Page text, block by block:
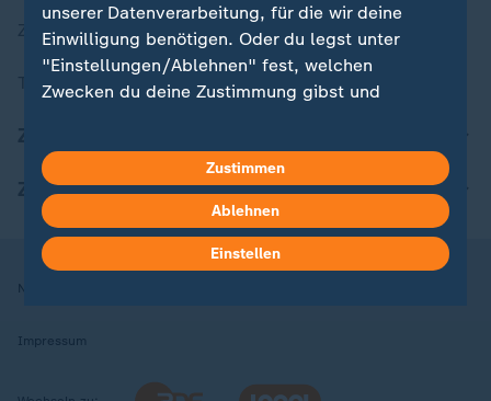
ZDFheute Stories
Themen im Überblick
ZDFheute Apps
Nutzungsbedingungen
Impressum
unserer Datenverarbeitung, für die wir deine
Einwilligung benötigen. Oder du legst unter
"Einstellungen/Ablehnen" fest, welchen
Zwecken du deine Zustimmung gibst und
in deinen Einstellungen widerrufen oder ändern.
Hier findest du das Impressum.
Weitere Informationen findest du in unserer
Datenschutzerklärung.
Zustimmen
Ablehnen
Einstellen